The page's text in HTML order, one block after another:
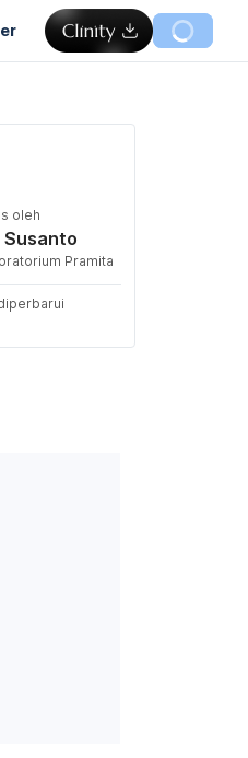
oleh
Susanto
Pramita